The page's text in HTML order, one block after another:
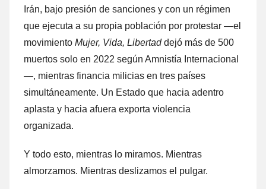
Irán, bajo presión de sanciones y con un régimen
que ejecuta a su propia población por protestar —el
movimiento Mujer, Vida, Libertaddejó más de 500
muertos solo en 2022 según Amnistía Internacional
—, mientras financia milicias en tres países
simultáneamente. Un Estado que hacia adentro
aplasta y hacia afuera exporta violencia
organizada.
Y todo esto, mientras lo miramos. Mientras
almorzamos. Mientras deslizamos el pulgar.